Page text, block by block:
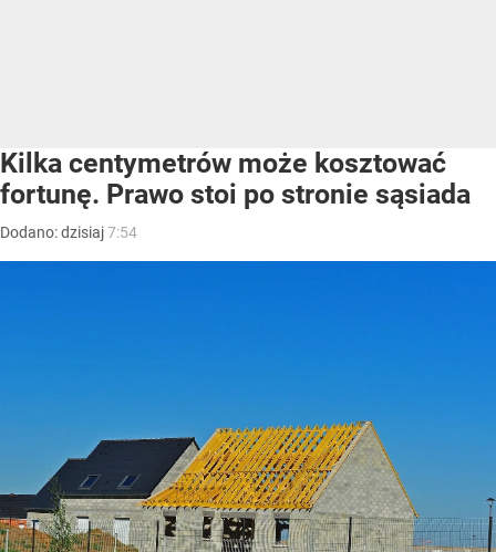
Kilka centymetrów może kosztować
fortunę. Prawo stoi po stronie sąsiada
Dodano:dzisiaj7:54